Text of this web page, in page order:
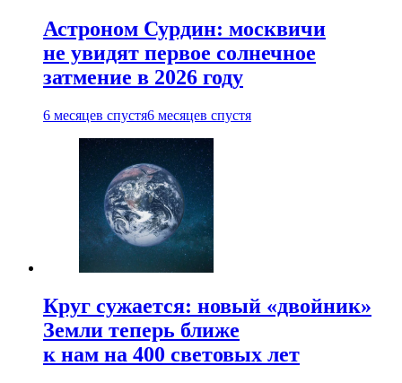
Астроном Сурдин: москвичи
не увидят первое солнечное
затмение в 2026 году
6 месяцев спустя6 месяцев спустя
Круг сужается: новый «двойник»
Земли теперь ближе
к нам на 400 световых лет